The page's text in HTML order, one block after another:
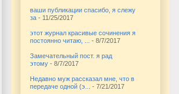
ваши публикации спасибо, я слежу
за - 11/25/2017
этот журнал красивые сочинения я
постоянно читаю, ...
- 8/7/2017
Замечательный пост. я рад
этому - 8/7/2017
Недавно муж рассказал мне, что в
передаче одной (э...
- 7/21/2017